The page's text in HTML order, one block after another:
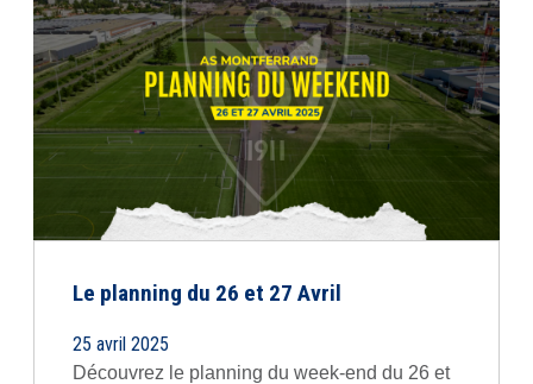
Le planning du 26 et 27 Avril
25 avril 2025
Découvrez le planning du week-end du 26 et